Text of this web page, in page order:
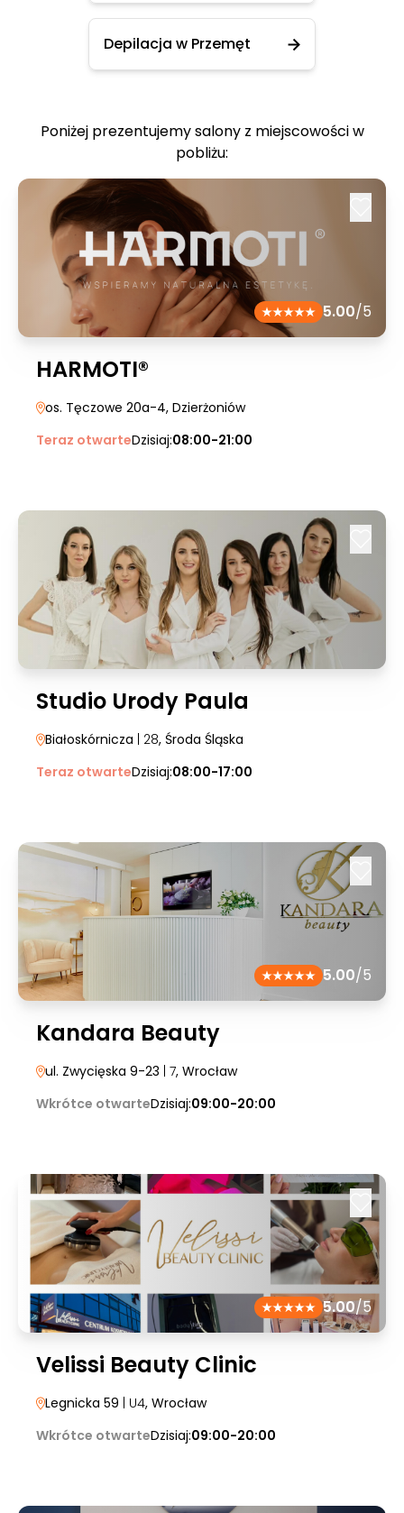
Depilacja w Przemęt
Poniżej prezentujemy salony z miejscowości w
pobliżu:
5.00/5
HARMOTI®
os. Tęczowe 20a-4, Dzierżoniów
Teraz otwarteDzisiaj:08:00-21:00
Studio Urody Paula
Białoskórnicza | 28, Środa Śląska
Teraz otwarteDzisiaj:08:00-17:00
5.00/5
Kandara Beauty
ul. Zwycięska 9-23 | 7, Wrocław
Wkrótce otwarteDzisiaj:09:00-20:00
5.00/5
Velissi Beauty Clinic
Legnicka 59 | U4, Wrocław
Wkrótce otwarteDzisiaj:09:00-20:00